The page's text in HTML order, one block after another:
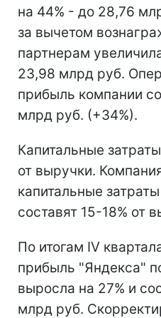
на 44% - до 28,76
за вычетом
партнерам
23,98 млрд руб.
прибыль компании
млрд руб. (+34%).
Капитальные
от выручки.
капитальные
составят 15-18% от
По итогам IV
прибыль "Яндекса"
выросла на 27% и
млрд руб.